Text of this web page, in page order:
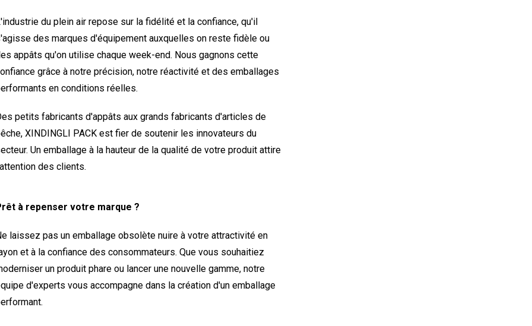
du plein air repose sur la fidélité et la confiance, qu'il
des marques d'équipement auxquelles on reste fidèle ou
appâts qu'on utilise chaque week-end. Nous gagnons cette
grâce à notre précision, notre réactivité et des emballages
en conditions réelles.
petits fabricants d'appâts aux grands fabricants d'articles de
XINDINGLI PACK est fier de soutenir les innovateurs du
Un emballage à la hauteur de la qualité de votre produit attire
des clients.
à repenser votre marque ?
laissez pas un emballage obsolète nuire à votre attractivité en
et à la confiance des consommateurs. Que vous souhaitiez
un produit phare ou lancer une nouvelle gamme, notre
d'experts vous accompagne dans la création d'un emballage